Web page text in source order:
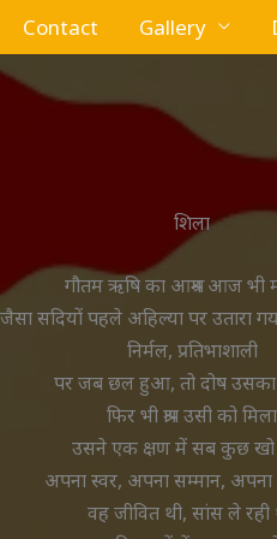
Contact Gallery
शिला
गौतम ऋषि का आश्रम आज भी
सदियों पहले अहिल्या पर उतारा
निर्मल, प्रतिभाशाली
पर जब छल हुआ, तो दोष उसका
फिर भी श्राप उसी को मिला
उसने एक क्षण में सब कुछ खो
अपना स्वर, अपना सम्मान, अपना
वह जीवित थी, सांस ले रही